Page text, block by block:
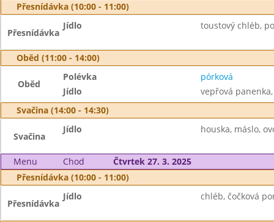
Přesnídávka (10:00 - 11:00)
Přesnídávka
Jídlo toustový chléb,
Oběd (11:00 - 14:00)
Oběd
Polévka
pórková
Jídlo
vepřová
Svačina (14:00 - 14:30)
Svačina
Jídlo houska, máslo,
Menu Chod
Čtvrtek 27. 3. 2025
Přesnídávka (10:00 - 11:00)
Přesnídávka
Jídlo chléb, čočková